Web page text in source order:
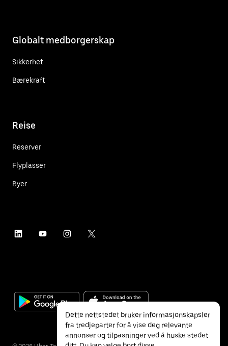
Globalt medborgerskap
Sikkerhet
Bærekraft
Reise
Reserver
Flyplasser
Byer
Dette nettstedet bruker informasjonskapsler
fra tredjeparter for å vise deg relevante
annonser og tilpasninger ved å huske stedet